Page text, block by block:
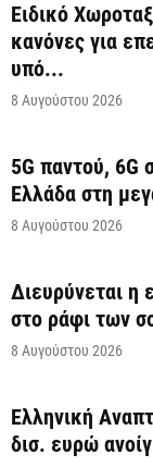
Ειδικό
κανόνες για
υπό...
8 Αυγούστου 2026
5G παντού, 6G
Ελλάδα στη
8 Αυγούστου 2026
Διευρύνεται η
στο ράφι των
8 Αυγούστου 2026
Ελληνική
δισ. ευρώ